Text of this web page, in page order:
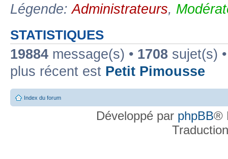
Légende:Administrateurs,
STATISTIQUES
19884 message(s) • 1708 sujet(s)
plus récent est Petit Pimousse
Index du forum
Développé par phpBB®